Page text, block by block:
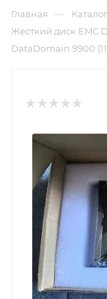
Главная — Каталог
Жесткий диск EMC
DataDomain 9900